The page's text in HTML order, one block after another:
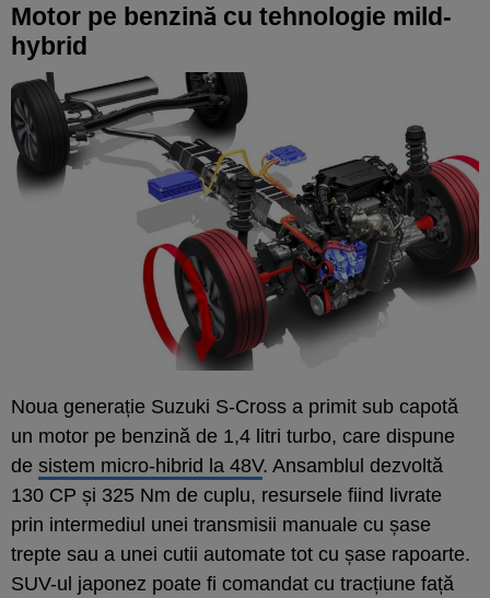
Motor pe benzină cu tehnologie mild-
hybrid
Noua generație Suzuki S-Cross a primit sub capotă
un motor pe benzină de 1,4 litri turbo, care dispune
de sistem micro-hibrid la 48V. Ansamblul dezvoltă
130 CP și 325 Nm de cuplu, resursele fiind livrate
prin intermediul unei transmisii manuale cu șase
trepte sau a unei cutii automate tot cu șase rapoarte.
SUV-ul japonez poate fi comandat cu tracțiune față